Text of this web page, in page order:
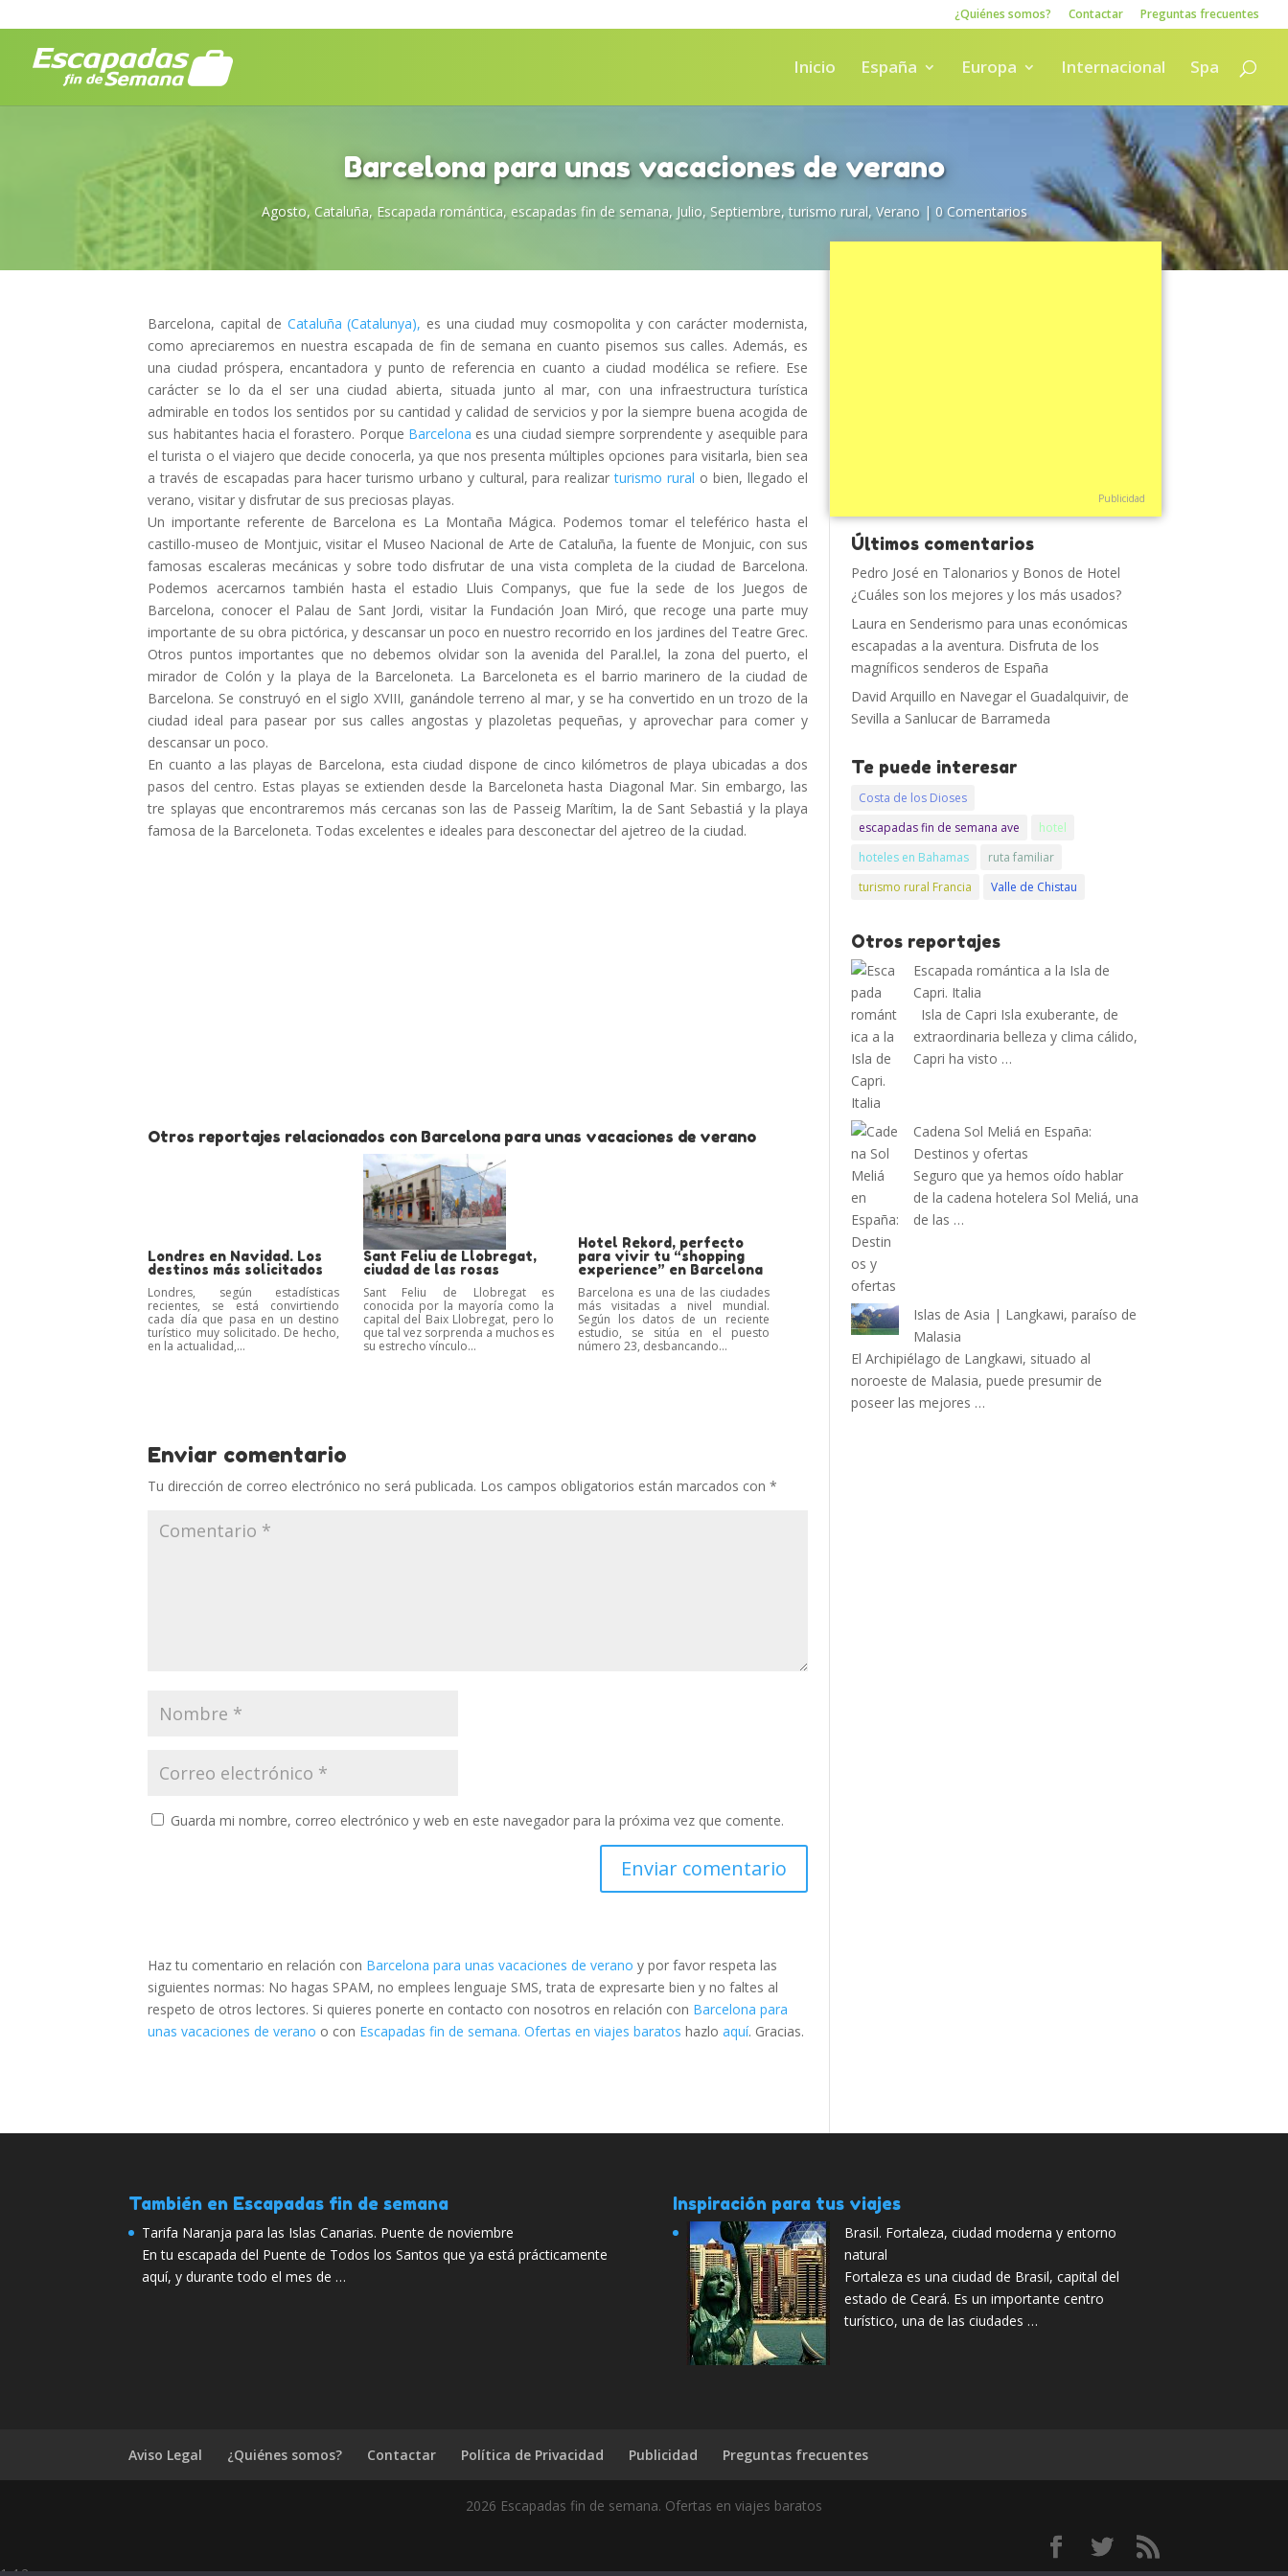
¿Quiénes somos? Contactar Preguntas frecuentes
Inicio España Europa Internacional Spa
Barcelona para unas vacaciones de verano
Agosto, Cataluña, Escapada romántica, escapadas fin de semana, Julio, Septiembre, turismo rural, Verano| 0 Comentarios
Barcelona, capital de Cataluña (Catalunya), es una ciudad muy cosmopolita y con carácter modernista,
como apreciaremos en nuestra escapada de fin de semana en cuanto pisemos sus calles. Además, es
una ciudad próspera, encantadora y punto de referencia en cuanto a ciudad modélica se refiere. Ese
carácter se lo da el ser una ciudad abierta, situada junto al mar, con una infraestructura turística
admirable en todos los sentidos por su cantidad y calidad de servicios y por la siempre buena acogida de
sus habitantes hacia el forastero. Porque Barcelona es una ciudad siempre sorprendente y asequible para
el turista o el viajero que decide conocerla, ya que nos presenta múltiples opciones para visitarla, bien sea
a través de escapadas para hacer turismo urbano y cultural, para realizarturismo rural o bien, llegado el
verano, visitar y disfrutar de sus preciosas playas.
Un importante referente de Barcelona es La Montaña Mágica. Podemos tomar el teleférico hasta el
castillo-museo de Montjuic, visitar el Museo Nacional de Arte de Cataluña, la fuente de Monjuic, con sus
famosas escaleras mecánicas y sobre todo disfrutar de una vista completa de la ciudad de Barcelona.
Podemos acercarnos también hasta el estadio Lluis Companys, que fue la sede de los Juegos de
Barcelona, conocer el Palau de Sant Jordi, visitar la Fundación Joan Miró, que recoge una parte muy
importante de su obra pictórica, y descansar un poco en nuestro recorrido en los jardines del Teatre Grec.
Otros puntos importantes que no debemos olvidar son la avenida del Paral.lel, la zona del puerto, el
mirador de Colón y la playa de la Barceloneta. La Barceloneta es el barrio marinero de la ciudad de
Barcelona. Se construyó en el siglo XVIII, ganándole terreno al mar, y se ha convertido en un trozo de la
ciudad ideal para pasear por sus calles angostas y plazoletas pequeñas, y aprovechar para comer y
descansar un poco.
En cuanto a las playas de Barcelona, esta ciudad dispone de cinco kilómetros de playa ubicadas a dos
pasos del centro. Estas playas se extienden desde la Barceloneta hasta Diagonal Mar. Sin embargo, las
tre splayas que encontraremos más cercanas son las de Passeig Marítim, la de Sant Sebastiá y la playa
famosa de la Barceloneta. Todas excelentes e ideales para desconectar del ajetreo de la ciudad.
Otros reportajes relacionados con Barcelona para unas vacaciones de verano
Londres en Navidad. Los
destinos más solicitados
Londres, según estadísticas
recientes, se está convirtiendo
cada día que pasa en un destino
turístico muy solicitado. De hecho,
en la actualidad,...
Sant Feliu de Llobregat,
ciudad de las rosas
Sant Feliu de Llobregat es
conocida por la mayoría como la
capital del Baix Llobregat, pero lo
que tal vez sorprenda a muchos es
su estrecho vínculo...
Hotel Rekord, perfecto
para vivir tu “shopping
experience” en Barcelona
Barcelona es una de las ciudades
más visitadas a nivel mundial.
Según los datos de un reciente
estudio, se sitúa en el puesto
número 23, desbancando...
Enviar comentario
Tu dirección de correo electrónico no será publicada. Los campos obligatorios están marcados con*
Guarda mi nombre, correo electrónico y web en este navegador para la próxima vez que comente.
Haz tu comentario en relación con Barcelona para unas vacaciones de verano y por favor respeta las
siguientes normas: No hagas SPAM, no emplees lenguaje SMS, trata de expresarte bien y no faltes al
respeto de otros lectores. Si quieres ponerte en contacto con nosotros en relación con Barcelona para
unas vacaciones de verano o con Escapadas fin de semana. Ofertas en viajes baratos hazloaquí. Gracias.
Publicidad
Últimos comentarios
Pedro José en Talonarios y Bonos de Hotel
¿Cuáles son los mejores y los más usados?
Laura en Senderismo para unas económicas
escapadas a la aventura. Disfruta de los
magníficos senderos de España
David Arquillo en Navegar el Guadalquivir, de
Sevilla a Sanlucar de Barrameda
Te puede interesar
Costa de los Dioses
escapadas fin de semana ave
hotel
hoteles en Bahamas
ruta familiar
turismo rural Francia
Valle de Chistau
Otros reportajes
Escapada romántica a la Isla de
Capri. Italia
Isla de Capri Isla exuberante, de
extraordinaria belleza y clima cálido,
Capri ha visto …
Cadena Sol Meliá en España:
Destinos y ofertas
Seguro que ya hemos oído hablar
de la cadena hotelera Sol Meliá, una
de las …
Islas de Asia | Langkawi, paraíso de
Malasia
El Archipiélago de Langkawi, situado al
noroeste de Malasia, puede presumir de
poseer las mejores …
También en Escapadas fin de semana
Tarifa Naranja para las Islas Canarias. Puente de noviembre
En tu escapada del Puente de Todos los Santos que ya está prácticamente
aquí, y durante todo el mes de …
Inspiración para tus viajes
Brasil. Fortaleza, ciudad moderna y entorno
natural
Fortaleza es una ciudad de Brasil, capital del
estado de Ceará. Es un importante centro
turístico, una de las ciudades …
Aviso Legal ¿Quiénes somos? Contactar Política de Privacidad Publicidad Preguntas frecuentes
2026 Escapadas fin de semana. Ofertas en viajes baratos